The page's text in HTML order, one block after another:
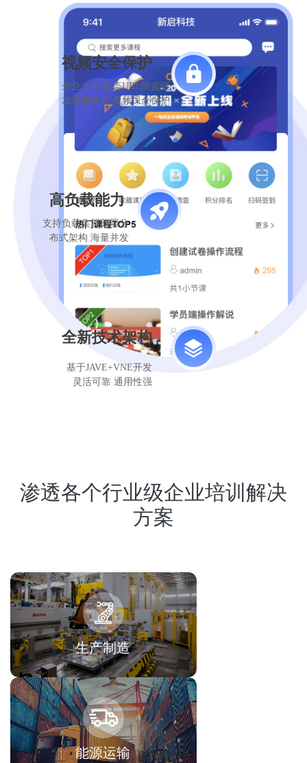
视频安全保护
企业水印 动态URL防盗链
加密播放器 视频保全保护
高负载能力
支持负载集群部署分
布式架构 海量并发
全新技术架构
基于JAVE+VNE开发
灵活可靠 通用性强
渗透各个行业级企业培训解决
方案
生产制造
能源运输